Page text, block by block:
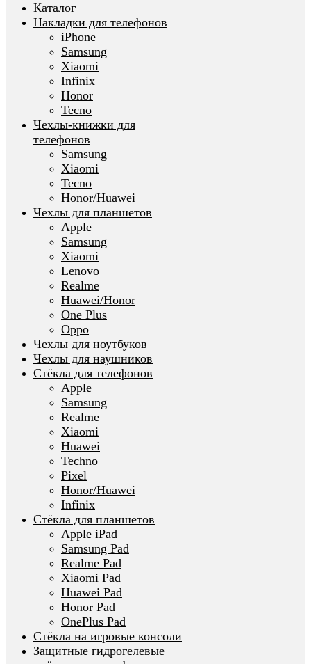
Каталог
Накладки для телефонов
iPhone
Samsung
Xiaomi
Infinix
Honor
Tecno
Чехлы-книжки для
телефонов
Samsung
Xiaomi
Tecno
Honor/Huawei
Чехлы для планшетов
Apple
Samsung
Xiaomi
Lenovo
Realme
Huawei/Honor
One Plus
Oppo
Чехлы для ноутбуков
Чехлы для наушников
Стёкла для телефонов
Apple
Samsung
Realme
Xiaomi
Huawei
Techno
Pixel
Honor/Huawei
Infinix
Стёкла для планшетов
Apple iPad
Samsung Pad
Realme Pad
Xiaomi Pad
Huawei Pad
Honor Pad
OnePlus Pad
Стёкла на игровые консоли
Защитные гидрогелевые